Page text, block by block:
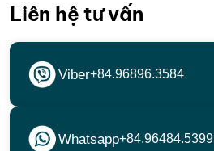
Liên hệ tư vấn
Viber+84.96896.3584
Whatsapp+84.96484.5399